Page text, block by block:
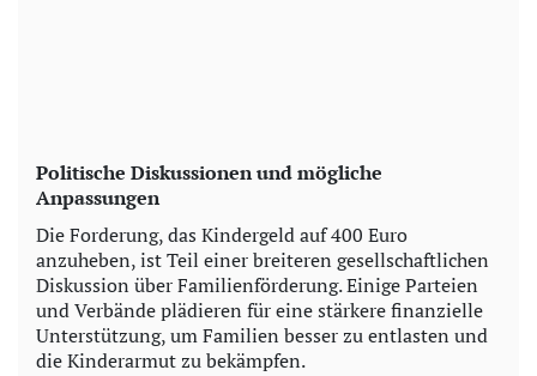
Politische Diskussionen und mögliche
Anpassungen
Die Forderung, das Kindergeld auf 400 Euro
anzuheben, ist Teil einer breiteren gesellschaftlichen
Diskussion über Familienförderung. Einige Parteien
und Verbände plädieren für eine stärkere finanzielle
Unterstützung, um Familien besser zu entlasten und
die Kinderarmut zu bekämpfen.